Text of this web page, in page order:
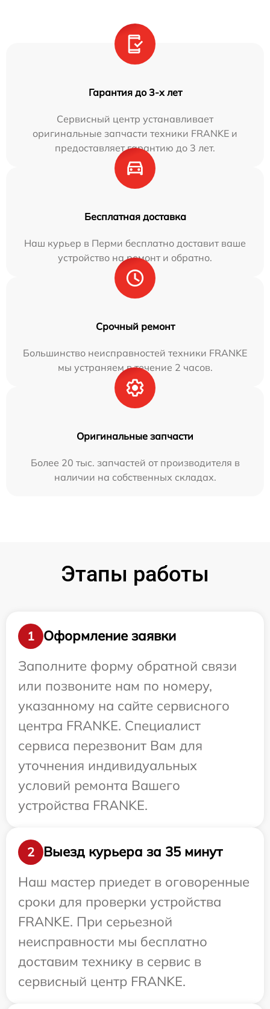
Гарантия до 3-х лет
Сервисный центр устанавливает
оригинальные запчасти техники FRANKE и
предоставляет гарантию до 3 лет.
Бесплатная доставка
Наш курьер в Перми бесплатно доставит ваше
устройство на ремонт и обратно.
Срочный ремонт
Большинство неисправностей техники FRANKE
мы устраняем в течение 2 часов.
Оригинальные запчасти
Более 20 тыс. запчастей от производителя в
наличии на собственных складах.
Этапы работы
1
Оформление заявки
Заполните форму обратной связи
или позвоните нам по номеру,
указанному на сайте сервисного
центра FRANKE. Специалист
сервиса перезвонит Вам для
уточнения индивидуальных
условий ремонта Вашего
устройства FRANKE.
2
Выезд курьера за 35 минут
Наш мастер приедет в оговоренные
сроки для проверки устройства
FRANKE. При серьезной
неисправности мы бесплатно
доставим технику в сервис в
сервисный центр FRANKE.